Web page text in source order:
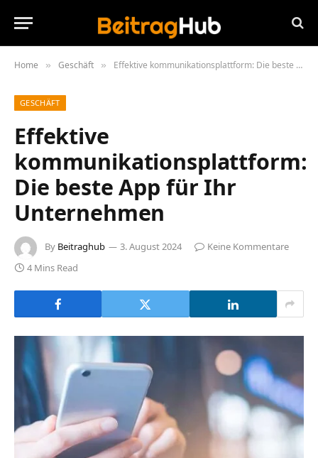
Home » Geschäft » Effektive kommunikationsplattform: Die beste App für Ihr Unternehmen
GESCHÄFT
Effektive
kommunikationsplattform:
Die beste App für Ihr
Unternehmen
By Beitraghub 3. August 2024
Keine Kommentare
4 Mins Read